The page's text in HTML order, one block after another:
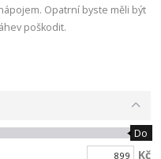
Opatrní byste měli být
poškodit.
Do
Kč